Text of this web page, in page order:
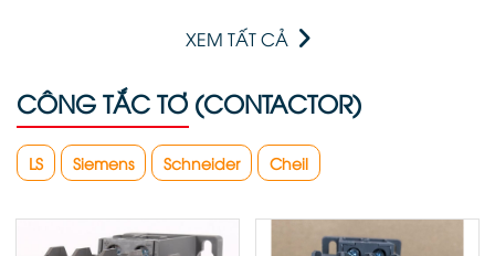
XEM TẤT CẢ
CÔNG TẮC TƠ (CONTACTOR)
LS Siemens Schneider Cheil